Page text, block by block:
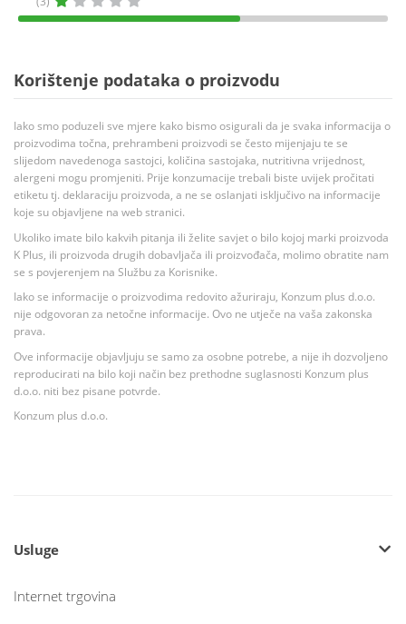
Korištenje podataka o proizvodu
Iako smo poduzeli sve mjere kako bismo osigurali da je svaka informacija o
proizvodima točna, prehrambeni proizvodi se često mijenjaju te se
slijedom navedenoga sastojci, količina sastojaka, nutritivna vrijednost,
alergeni mogu promjeniti. Prije konzumacije trebali biste uvijek pročitati
etiketu tj. deklaraciju proizvoda, a ne se oslanjati isključivo na informacije
koje su objavljene na web stranici.
Ukoliko imate bilo kakvih pitanja ili želite savjet o bilo kojoj marki proizvoda
K Plus, ili proizvoda drugih dobavljača ili proizvođača, molimo obratite nam
se s povjerenjem na Službu za Korisnike.
Iako se informacije o proizvodima redovito ažuriraju, Konzum plus d.o.o.
nije odgovoran za netočne informacije. Ovo ne utječe na vaša zakonska
prava.
Ove informacije objavljuju se samo za osobne potrebe, a nije ih dozvoljeno
reproducirati na bilo koji način bez prethodne suglasnosti Konzum plus
d.o.o. niti bez pisane potvrde.
Konzum plus d.o.o.
Usluge
Internet trgovina